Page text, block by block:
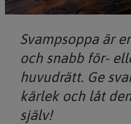
Svampsoppa är
och snabb för-
huvudrätt. Ge
kärlek och låt
själv!